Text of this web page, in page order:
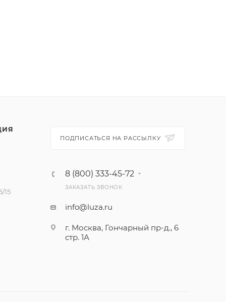
15
ПОДПИСАТЬСЯ НА РАССЫЛКУ
8 (800) 333-45-72
ЗАКАЗАТЬ ЗВОНОК
info@luza.ru
г. Москва, Гончарный пр-д., 6
стр. 1А